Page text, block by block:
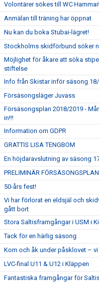
Volontärer sökes till WC
Anmälan till träning har öppnat
Nu kan du boka Stubai-lägret!
Stockholms skidförbund söker
Möjlighet för åkare att söka
stiftelse
Info från Skistar inför säsong
Försäsongsläger Juvass
Försäsongsplan 2018/2019 -
in!!!
Information om GDPR
GRATTIS LISA TENGBOM
En höjdaravslutning av säsong
PRELIMINÄR
50-års fest!
Vi har förlorat en eldsjäl och
gått bort
Stora Saltisframgångar i USM i
Tack för en härlig säsong
Kom och åk under påsklovet –
LVC-final U11 & U12 i Kläppen
Fantastiska framgångar för